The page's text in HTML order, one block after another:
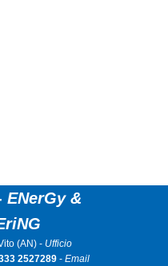
ENerGy &
(AN) - Ufficio
2527289- Email